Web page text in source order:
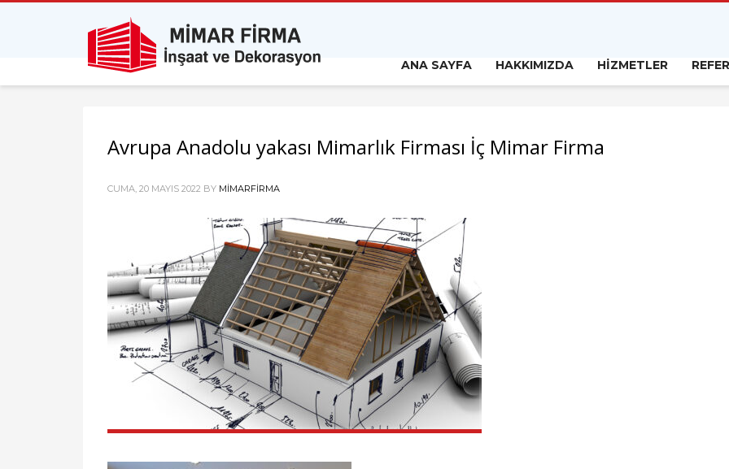
ANA SAYFA HAKKIMIZDA HİZMETLER
Avrupa Anadolu yakası Mimarlık Firması İç Mimar Firma
CUMA, 20 MAYIS 2022 BY MIMARFIRMA